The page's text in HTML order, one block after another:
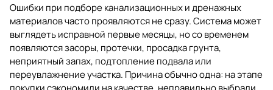
Ошибки при подборе канализационных и дренажных
материалов часто проявляются не сразу. Система может
выглядеть исправной первые месяцы, но со временем
появляются засоры, протечки, просадка грунта,
неприятный запах, подтопление подвала или
переувлажнение участка. Причина обычно одна: на этапе